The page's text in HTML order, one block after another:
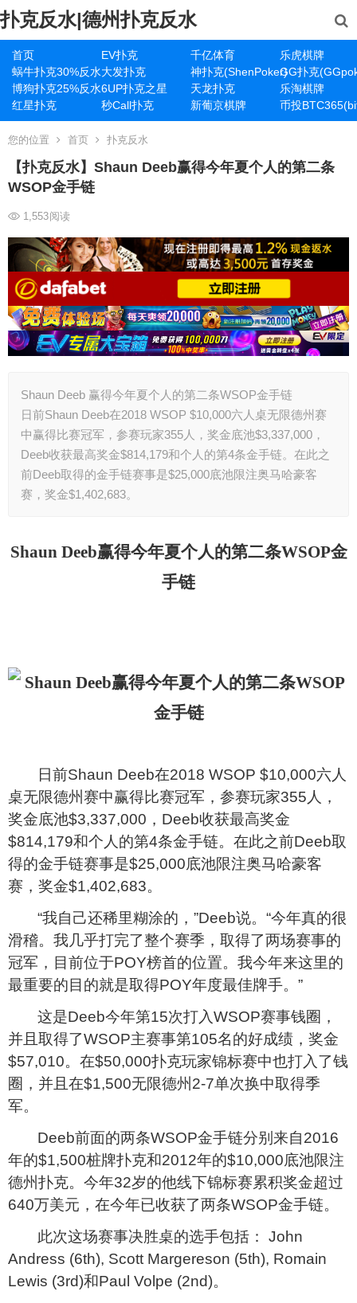
扑克反水|德州扑克反水
首页 EV扑克 千亿体育
乐虎棋牌
蜗牛扑克30%反水大发扑克 神扑克(ShenPoker)GG扑克
博狗扑克25%反水6UP扑克之星 天龙扑克
乐淘棋牌
红星扑克
秒Call扑克 新葡京棋牌 币投
您的位置 首页 扑克反水
【扑克反水】Shaun Deeb赢得今年夏个人的第二条
WSOP金手链
1,553阅读
Shaun Deeb 赢得今年夏个人的第二条WSOP金手链
日前Shaun Deeb在2018 WSOP $10,000六人桌无限德州赛
中赢得比赛冠军，参赛玩家355人，奖金底池$3,337,000，
Deeb收获最高奖金$814,179和个人的第4条金手链。在此之
前Deeb取得的金手链赛事是$25,000底池限注奥马哈豪客
赛，奖金$1,402,683。
Shaun Deeb赢得今年夏个人的第二条WSOP金
手链
日前Shaun Deeb在2018 WSOP $10,000六人
桌无限德州赛中赢得比赛冠军，参赛玩家355人，
奖金底池$3,337,000，Deeb收获最高奖金
$814,179和个人的第4条金手链。在此之前Deeb取
得的金手链赛事是$25,000底池限注奥马哈豪客
赛，奖金$1,402,683。
“我自己还稀里糊涂的，”Deeb说。“今年真的很
滑稽。我几乎打完了整个赛季，取得了两场赛事的
冠军，目前位于POY榜首的位置。我今年来这里的
最重要的目的就是取得POY年度最佳牌手。”
这是Deeb今年第15次打入WSOP赛事钱圈，
并且取得了WSOP主赛事第105名的好成绩，奖金
$57,010。在$50,000扑克玩家锦标赛中也打入了钱
圈，并且在$1,500无限德州2-7单次换中取得季
军。
Deeb前面的两条WSOP金手链分别来自2016
年的$1,500桩牌扑克和2012年的$10,000底池限注
德州扑克。今年32岁的他线下锦标赛累积奖金超过
640万美元，在今年已收获了两条WSOP金手链。
此次这场赛事决胜桌的选手包括： John
Andress (6th), Scott Margereson (5th), Romain
Lewis (3rd)和Paul Volpe (2nd)。